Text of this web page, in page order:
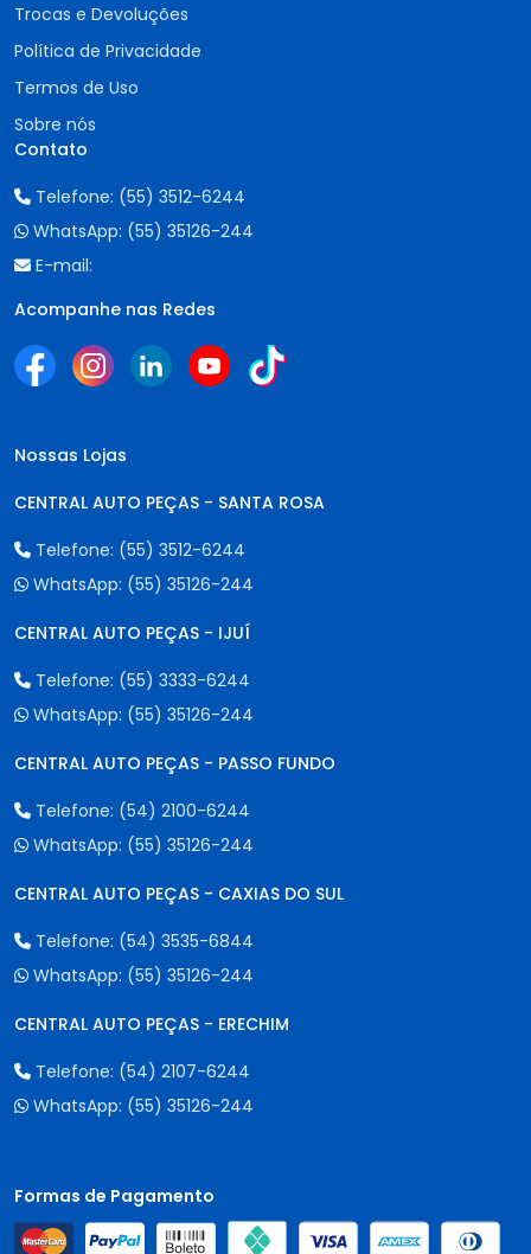
Trocas e Devoluções
Política de Privacidade
Termos de Uso
Sobre nós
Contato
Telefone: (55) 3512-6244
WhatsApp: (55) 35126-244
E-mail:
Acompanhe nas Redes
Nossas Lojas
CENTRAL AUTO PEÇAS - SANTA ROSA
Telefone: (55) 3512-6244
WhatsApp: (55) 35126-244
CENTRAL AUTO PEÇAS - IJUÍ
Telefone: (55) 3333-6244
WhatsApp: (55) 35126-244
CENTRAL AUTO PEÇAS - PASSO FUNDO
Telefone: (54) 2100-6244
WhatsApp: (55) 35126-244
CENTRAL AUTO PEÇAS - CAXIAS DO SUL
Telefone: (54) 3535-6844
WhatsApp: (55) 35126-244
CENTRAL AUTO PEÇAS - ERECHIM
Telefone: (54) 2107-6244
WhatsApp: (55) 35126-244
Formas de Pagamento